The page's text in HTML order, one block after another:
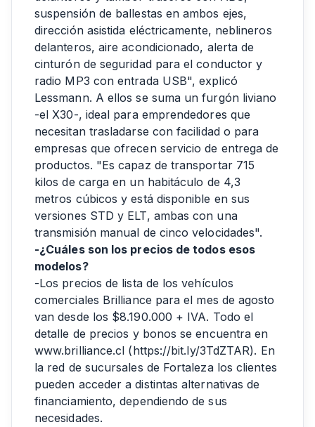
suspensión de ballestas en ambos ejes,
dirección asistida eléctricamente, neblineros
delanteros, aire acondicionado, alerta de
cinturón de seguridad para el conductor y
radio MP3 con entrada USB", explicó
Lessmann. A ellos se suma un furgón liviano
-el X30-, ideal para emprendedores que
necesitan trasladarse con facilidad o para
empresas que ofrecen servicio de entrega de
productos. "Es capaz de transportar 715
kilos de carga en un habitáculo de 4,3
metros cúbicos y está disponible en sus
versiones STD y ELT, ambas con una
transmisión manual de cinco velocidades".
-¿Cuáles son los precios de todos esos
modelos?
-Los precios de lista de los vehículos
comerciales Brilliance para el mes de agosto
van desde los $8.190.000 + IVA. Todo el
detalle de precios y bonos se encuentra en
www.brilliance.cl (https://bit.ly/3TdZTAR). En
la red de sucursales de Fortaleza los clientes
pueden acceder a distintas alternativas de
financiamiento, dependiendo de sus
necesidades.